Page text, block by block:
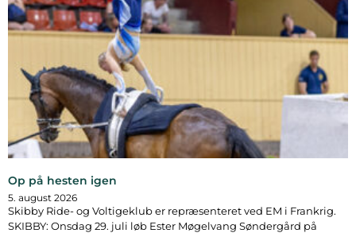
Op på hesten igen
5. august 2026
Skibby Ride- og Voltigeklub er repræsenteret ved EM i Frankrig.
SKIBBY: Onsdag 29. juli løb Ester Møgelvang Søndergård på